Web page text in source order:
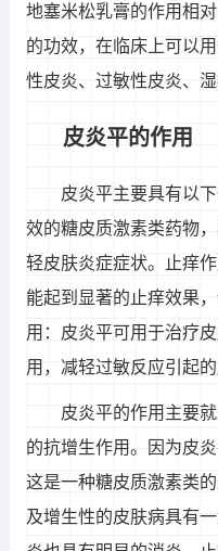
地塞米松乳膏的作用相
的功效，在临床上可以
性皮炎、过敏性皮炎、湿
皮炎平的作用
皮炎平主要具有以
效的糖皮质激素类药物
轻皮肤炎症症状。止痒
能起到显著的止痒效果
用：皮炎平可用于治疗
用，减轻过敏反应引起的
皮炎平的作用主要
的抗增生作用。因为皮
这是一种糖皮质激素类
及增生性的皮肤病具有